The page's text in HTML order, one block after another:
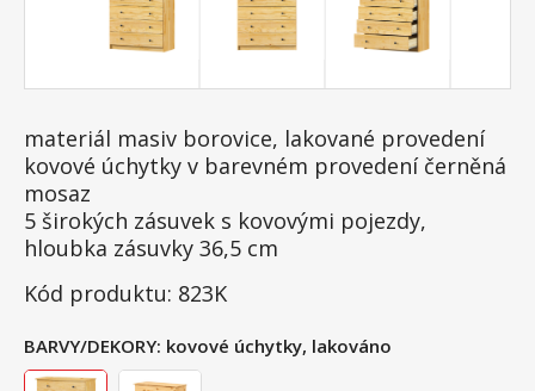
materiál masiv borovice, lakované provedení
kovové úchytky v barevném provedení černěná
mosaz
5 širokých zásuvek s kovovými pojezdy,
hloubka zásuvky 36,5 cm
Kód produktu: 823K
BARVY/DEKORY: kovové úchytky, lakováno